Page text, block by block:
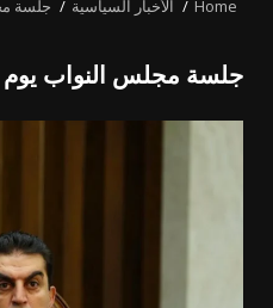
Home الأخبار السياسية جلسة
جلسة مجلس النواب يوم